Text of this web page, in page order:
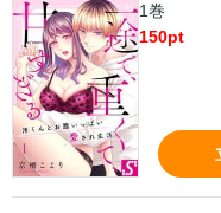
先まさかのプロポーズ…!?
の告白に戸惑いながらも、
れると、そのまま押し倒
1巻
150pt